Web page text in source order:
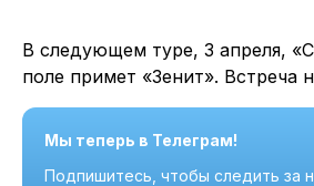
В следующем туре, 3 апреля,
поле примет «Зенит». Встреча
Мы теперь в Телеграм!
Подпишитесь, чтобы следить за